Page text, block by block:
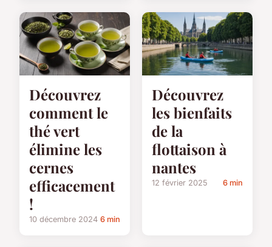
Découvrez
comment le
thé vert
élimine les
cernes
efficacement
!
10 décembre 2024 6 min
Découvrez
les bienfaits
de la
flottaison à
nantes
12 février 2025 6 min